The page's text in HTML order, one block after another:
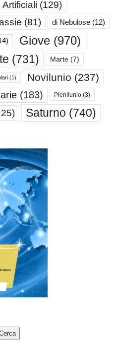
Artificiali (129)
(81) di Nebulose (12)
Giove (970)
(731) Marte (7)
(1) Novilunio (237)
(183) Plenilunio (3)
Saturno (740)